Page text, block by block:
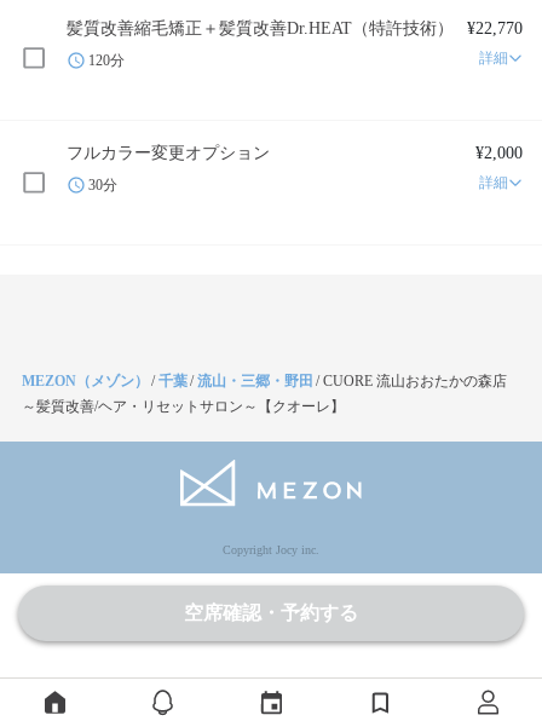
髪質改善縮毛矯正＋髪質改善Dr.HEAT（特許技術） ¥22,770
120分 詳細
フルカラー変更オプション ¥2,000
30分 詳細
空席確認・予約する
MEZON（メゾン） /千葉/流山・三郷・野田 /CUORE 流山おおたかの森店
～髪質改善/ヘア・リセットサロン～【クオーレ】
Copyright Jocy inc.